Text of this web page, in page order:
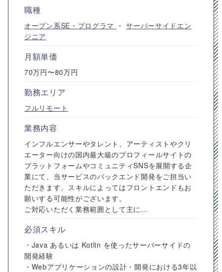
職種
オープン系SE・プログラマ ・サーバーサイドエン
ジニア
月額単価
70万円〜80万円
勤務エリア
フルリモート
業務内容
インフルエンサーやタレント、アーティストやクリ
エーター向けの国内最大級のプロフィールサイトの
プラットフォームやコミュニティSNSを展開する企
業にて、当サービスのバックエンド開発をご担当い
ただきます。スキルによってはフロントエンドもお
願いする可能性がございます。
ご対応いただく業務範囲として主に...
必須スキル
・Java あるいは Kotlin を使ったサーバーサイドの
開発経験
・Webアプリケーションの設計・開発における3年以